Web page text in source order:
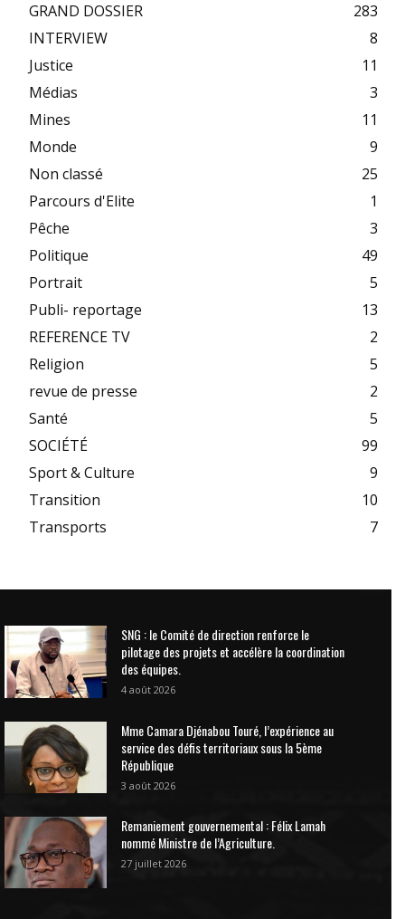
GRAND DOSSIER
283
INTERVIEW
8
Justice
11
Médias
3
Mines
11
Monde
9
Non classé
25
Parcours d'Elite
1
Pêche
3
Politique
49
Portrait
5
Publi- reportage
13
REFERENCE TV
2
Religion
5
revue de presse
2
Santé
5
SOCIÉTÉ
99
Sport & Culture
9
Transition
10
Transports
7
SNG : le Comité de direction renforce le
pilotage des projets et accélère la coordination
des équipes.
4 août 2026
Mme Camara Djénabou Touré, l’expérience au
service des défis territoriaux sous la 5ème
République
3 août 2026
Remaniement gouvernemental : Félix Lamah
nommé Ministre de l’Agriculture.
27 juillet 2026